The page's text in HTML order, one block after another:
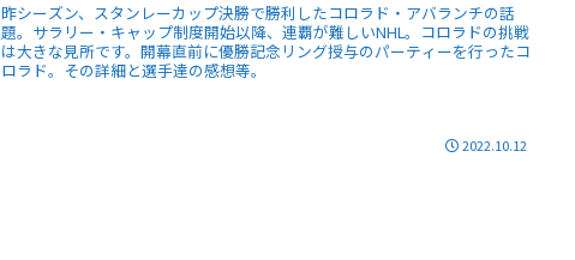
昨シーズン、スタンレーカップ決勝で勝利したコロラド・アバランチの話
題。サラリー・キャップ制度開始以降、連覇が難しいNHL。コロラドの挑戦
は大きな見所です。開幕直前に優勝記念リング授与のパーティーを行ったコ
ロラド。その詳細と選手達の感想等。
2022.10.12